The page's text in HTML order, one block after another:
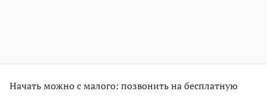
Начать можно с малого: позвонить на бесплатную